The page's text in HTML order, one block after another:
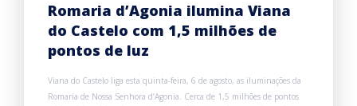
Romaria d’Agonia ilumina Viana
do Castelo com 1,5 milhões de
pontos de luz
Viana do Castelo liga esta quinta-feira, 6 de agosto, as iluminações da
Romaria de Nossa Senhora d’Agonia. Cerca de 1,5 milhões de pontos